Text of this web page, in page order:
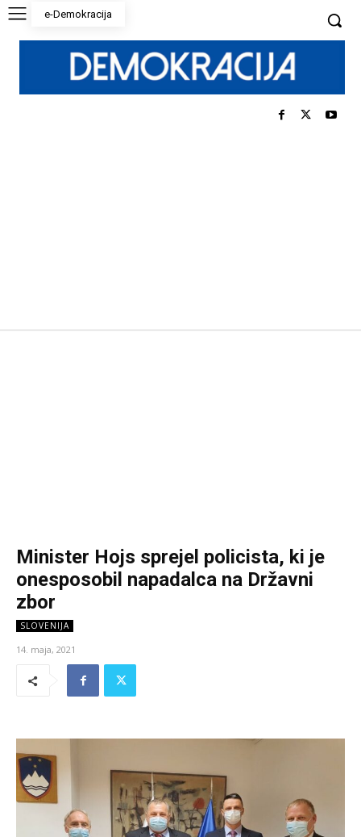
e-Demokracija
Minister Hojs sprejel policista, ki je
onesposobil napadalca na Državni
zbor
SLOVENIJA
14. maja, 2021